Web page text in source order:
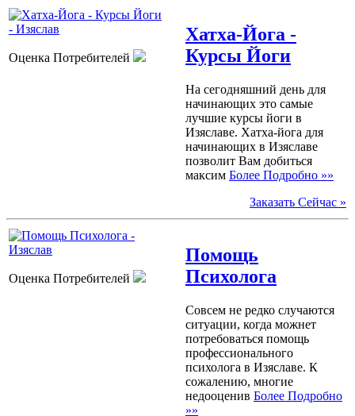
Оценка Потребителей
Хатха-Йога -
Курсы Йоги
На сегодняшний день для
начинающих это самые
лучшие курсы йоги в
Изяславе. Хатха-йога для
начинающих в Изяславе
позволит Вам добиться
максим Более Подробно »»
Заказать Сейчас »
Оценка Потребителей
Помощь
Психолога
Совсем не редко случаются
ситуации, когда можнет
потребоваться помощь
профессионального
психолога в Изяславе. К
сожалению, многие
недооценив Более Подробно
»»